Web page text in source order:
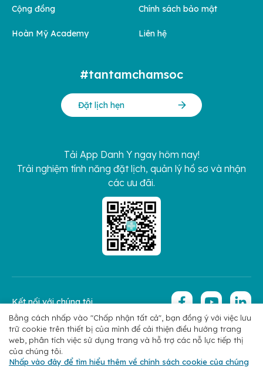
Cộng đồng
Hoàn Mỹ Academy
Chính sách bảo mật
Liên hệ
#tantamchamsoc
Đặt lịch hẹn
Tải App Danh Y ngay hôm nay!
Trải nghiệm tính năng đặt lịch, quản lý hồ sơ và nhận
các ưu đãi.
Chính sách bảo mật Copyright 2026 © Hoan My Corporation
Kết nối với chúng tôi
Bằng cách nhấp vào "Chấp nhận tất cả", bạn đồng ý với việc lưu
trữ cookie trên thiết bị của mình để cải thiện điều hướng trang
web, phân tích việc sử dụng trang và hỗ trợ các nỗ lực tiếp thị
của chúng tôi.
Nhấp vào đây để tìm hiểu thêm về chính sách cookie của chúng